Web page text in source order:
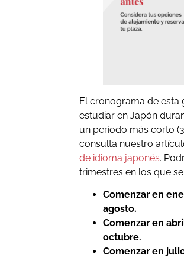
El cronograma de esta
estudiar en Japón
un período más corto
consulta nuestro
de idioma japonés.
trimestres en los que
Comenzar en
agosto.
Comenzar en
octubre.
Comenzar en